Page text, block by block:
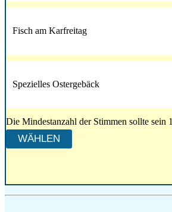
Fisch am Karfreitag
Spezielles Ostergebäck
Die Mindestanzahl der Stimmen sollte sein 1